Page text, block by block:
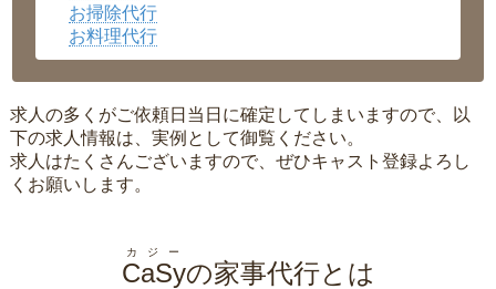
お掃除代行
お料理代行
求人の多くがご依頼日当日に確定してしまいますので、以
下の求人情報は、実例として御覧ください。
求人はたくさんございますので、ぜひキャスト登録よろし
くお願いします。
CaSy
カジー
の家事代行とは